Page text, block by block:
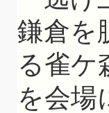
鎌倉を
る雀ケ
を会場